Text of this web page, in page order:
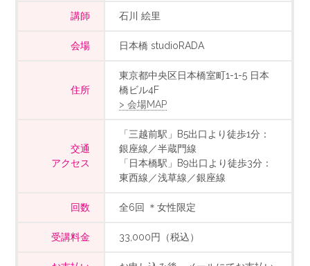
講師 石川 絵里
会場 日本橋 studioRADA
住所
東京都中央区日本橋室町1-1-5 日本
橋ビル4F
> 会場MAP
交通
アクセス
「三越前駅」B5出口より徒歩1分：
銀座線／半蔵門線
「日本橋駅」B9出口より徒歩3分：
東西線／浅草線／銀座線
回数 全6回 ＊女性限定
受講料金 33,000円（税込）